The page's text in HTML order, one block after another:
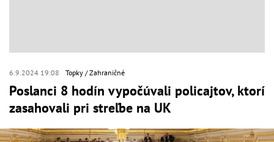
6.9.2024 19:08 Topky Zahraničné
Poslanci 8 hodín vypočúvali policajtov, ktorí
zasahovali pri streľbe na UK